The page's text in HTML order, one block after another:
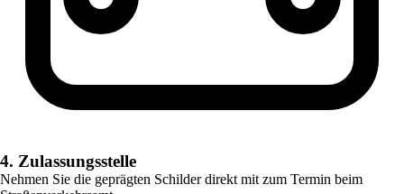
4. Zulassungsstelle
Nehmen Sie die geprägten Schilder direkt mit zum Termin beim